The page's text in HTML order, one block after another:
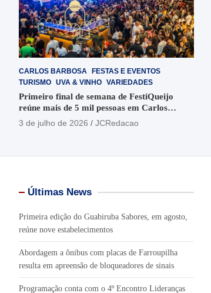
CARLOS BARBOSA
FESTAS E EVENTOS
TURISMO UVA & VINHO VARIEDADES
Primeiro final de semana de FestiQueijo
reúne mais de 5 mil pessoas em Carlos
Barbosa
3 de julho de 2026 JCRedacao
Últimas News
Primeira edição do Guabiruba Sabores, em agosto,
reúne nove estabelecimentos
Abordagem a ônibus com placas de Farroupilha
resulta em apreensão de bloqueadores de sinais
Programação conta com o 4º Encontro Lideranças